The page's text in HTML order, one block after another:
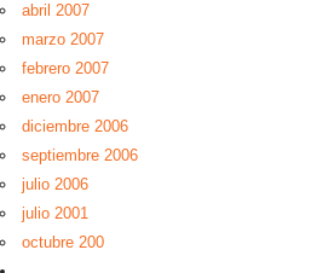
abril 2007
marzo 2007
febrero 2007
enero 2007
diciembre 2006
septiembre 2006
julio 2006
julio 2001
octubre 200